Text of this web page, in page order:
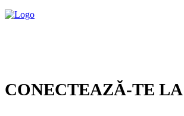
CONECTEAZĂ-TE